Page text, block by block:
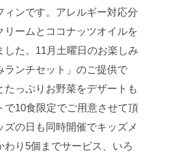
ンです。 アレルギー対応分
リームとココナッツオイルを
た。 11月土曜日のお楽しみ
ランチセット」のご提供で
たっぷりお野菜をデザートも
で10食限定でご用意させて頂
ズの日も同時開催でキッズメ
わり5個までサービス、いろ